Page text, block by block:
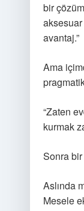
bir
avantaj.”
Ama
“Zaten
kurmak
Sonra
Aslında
Mesele